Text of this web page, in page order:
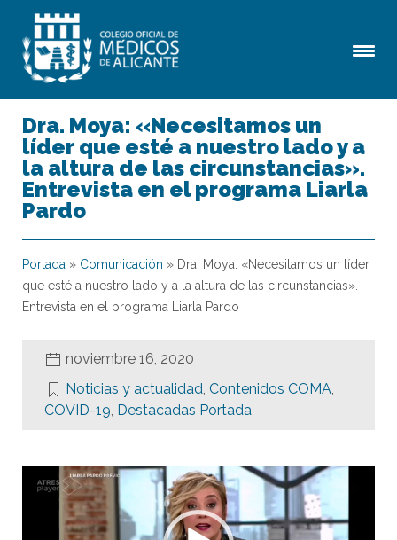
Dra. Moya: «Necesitamos un
líder que esté a nuestro lado y a
la altura de las circunstancias».
Entrevista en el programa Liarla
Pardo
Portada » Comunicación » Dra. Moya: «Necesitamos un líder
que esté a nuestro lado y a la altura de las circunstancias».
Entrevista en el programa Liarla Pardo
noviembre 16, 2020
Noticias y actualidad, Contenidos COMA,
COVID-19, Destacadas Portada
Reproductor
de